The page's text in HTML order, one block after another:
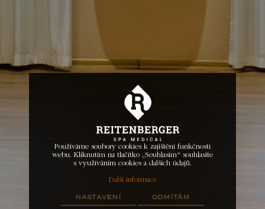
Používáme soubory cookies k zajištění funkčnosti
webu. Kliknutím na tlačítko „Souhlasím“ souhlasíte
s využíváním cookies a dalších údajů.
Další informace
nastavení odmítám